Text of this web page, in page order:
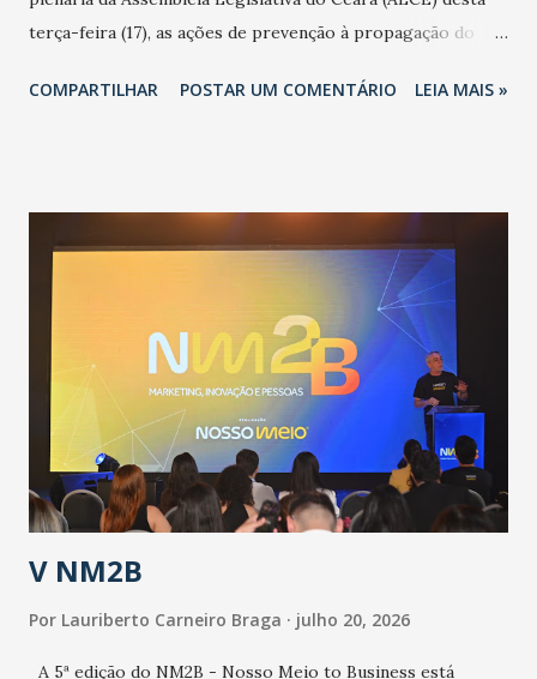
terça-feira (17), as ações de prevenção à propagação do
adotadas pelo Governo do Estado na contenção da
população suspeita e de cuidados com os ambientes
públicos e domiciliares. “Nós não estamos vivendo uma
epidemia comum, como temos em todos os anos, com
aumento de casos de dengue, influenza ou H1N1. Trata-se
de uma epidemia com um vírus diferente, com um poder de
contaminação maior que outros coronavírus”, apontou o
secretário. Segundo ele, é uma epidemia com chance de
contaminação alta, podendo gerar um grande risco à
população e ao sistema de saúde. “Precisamos saber fazer a
estratificação do risco da doença, para não so...
COMPARTILHAR POSTAR UM COMENTÁRIO LEIA MAIS »
V NM2B
Por Lauriberto Carneiro Braga julho 20, 2026
A 5ª edição do NM2B - Nosso Meio to Business está